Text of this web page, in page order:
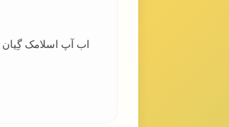
اب آپ اسلامک